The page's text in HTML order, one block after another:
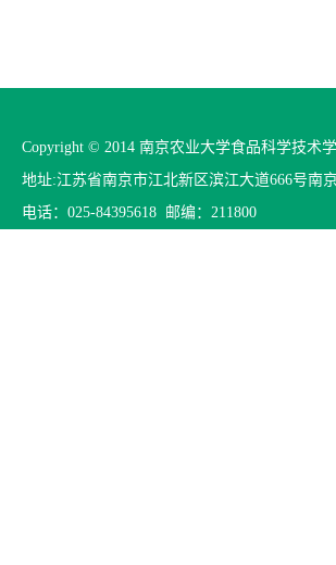
Copyright © 2014 南京农业大学食品科学技术
地址:江苏省南京市江北新区滨江大道666号南
电话：025-84395618 邮编：211800